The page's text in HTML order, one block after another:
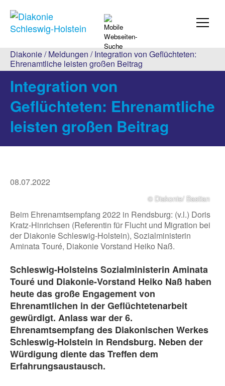
Diakonie/Meldungen / Integration von Geflüchteten:
Ehrenamtliche leisten großen Beitrag
Integration von
Geflüchteten: Ehrenamtliche
leisten großen Beitrag
08.07.2022
Beim Ehrenamtsempfang 2022 in Rendsburg: (v.l.) Doris
Kratz-Hinrichsen (Referentin für Flucht und Migration bei
der Diakonie Schleswig-Holstein), Sozialministerin
Aminata Touré, Diakonie Vorstand Heiko Naß.
© Diakonie/ Bastian
Schleswig-Holsteins Sozialministerin Aminata
Touré und Diakonie-Vorstand Heiko Naß haben
heute das große Engagement von
Ehrenamtlichen in der Geflüchtetenarbeit
gewürdigt. Anlass war der 6.
Ehrenamtsempfang des Diakonischen Werkes
Schleswig-Holstein in Rendsburg. Neben der
Würdigung diente das Treffen dem
Erfahrungsaustausch.